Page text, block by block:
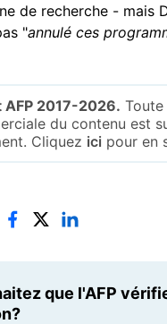
de recherche - mais
"annulé ces
2017-2026.
du contenu est
Cliquez ici pour en
que l'AFP